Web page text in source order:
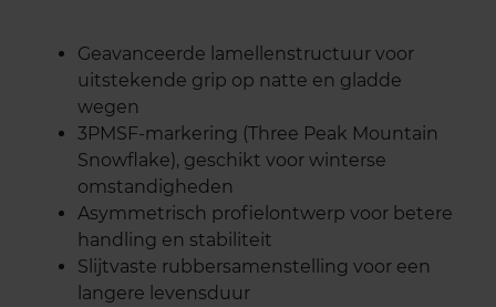
Geavanceerde lamellenstructuur voor
uitstekende grip op natte en gladde
wegen
3PMSF-markering (Three Peak Mountain
Snowflake), geschikt voor winterse
omstandigheden
Asymmetrisch profielontwerp voor betere
handling en stabiliteit
Slijtvaste rubbersamenstelling voor een
langere levensduur